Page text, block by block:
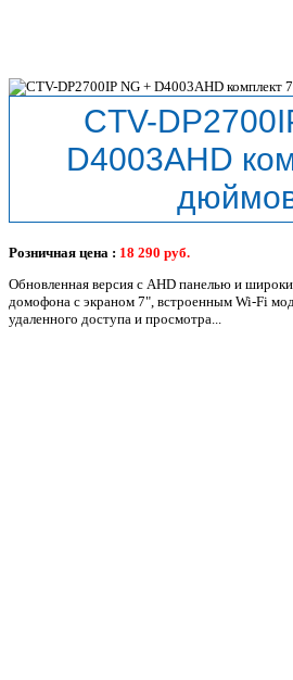
CTV-
D4003AHD
Розничная цена : 18 290 руб.
Обновленная версия с AHD панелью и
домофона с экраном 7", встроенным Wi-Fi
удаленного доступа и просмотра...